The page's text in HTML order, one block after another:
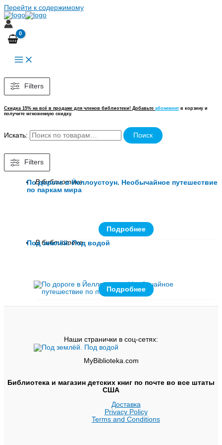
Перейти к содержимому
Filters
Скидка 15% на всё в продаже для членов библиотеки! Добавьте абонементв корзину и
получите мгновенную скидку.
Искать: Поиск
Filters
В библиотеке
По дороге в Йеллоустоун. Необычайное путешествие
по паркам мира
Подробнее
В библиотеке
Под землёй. Под водой
Подробнее
Наши странички в соц-сетях:
MyBiblioteka.com
Библиотека и магазин детских книг по почте во все штаты
США
Доставка
Privacy Policy
Terms and Conditions